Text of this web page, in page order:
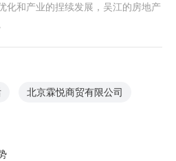
化和产业的捏续发展，吴江的房地产
北京霖悦商贸有限公司